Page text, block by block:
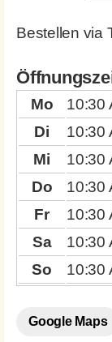
Bestellen via
Mo
10:30
Di
10:30
Mi
10:30
Do
10:30
Fr
10:30
Sa
10:30
So
10:30
Google Maps